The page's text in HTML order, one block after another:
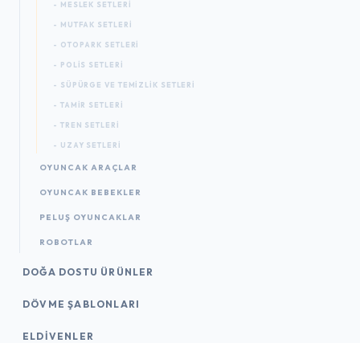
- MESLEK SETLERI
- MUTFAK SETLERI
- OTOPARK SETLERI
- POLIS SETLERI
- SÜPÜRGE VE TEMIZLIK SETLERI
- TAMIR SETLERI
- TREN SETLERI
- UZAY SETLERI
OYUNCAK ARAÇLAR
OYUNCAK BEBEKLER
PELUŞ OYUNCAKLAR
ROBOTLAR
DOĞA DOSTU ÜRÜNLER
DÖVME ŞABLONLARI
ELDIVENLER